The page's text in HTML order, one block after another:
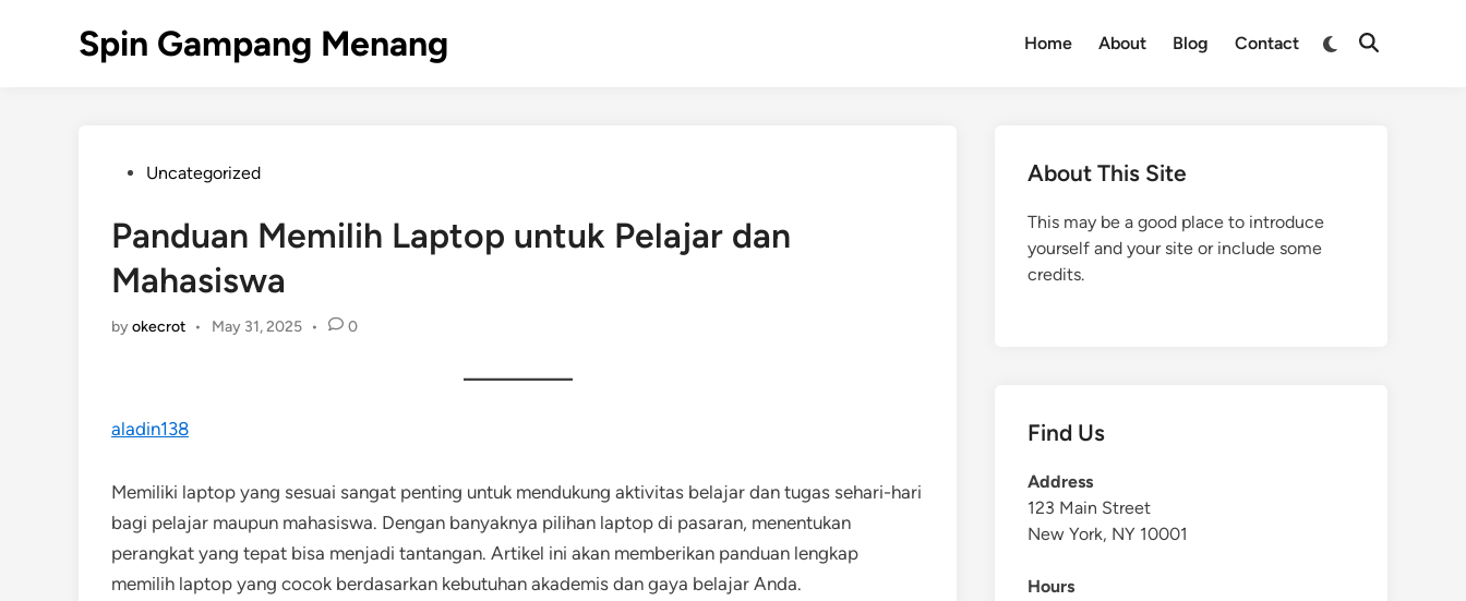
Spin Gampang Menang Home About Blog Contact
Switch
Open
PostedUncategorized
Panduan Memilih Laptop untuk Pelajar dan
Mahasiswa
byokecrot • May 31, 2025 • 0
aladin138
Memiliki laptop yang sesuai sangat penting untuk mendukung aktivitas belajar dan tugas sehari-hari
bagi pelajar maupun mahasiswa. Dengan banyaknya pilihan laptop di pasaran, menentukan
perangkat yang tepat bisa menjadi tantangan. Artikel ini akan memberikan panduan lengkap
memilih laptop yang cocok berdasarkan kebutuhan akademis dan gaya belajar Anda.
About This Site
This may be a good place to introduce
yourself and your site or include some
credits.
Find Us
Address
123 Main Street
New York, NY 10001
Hours